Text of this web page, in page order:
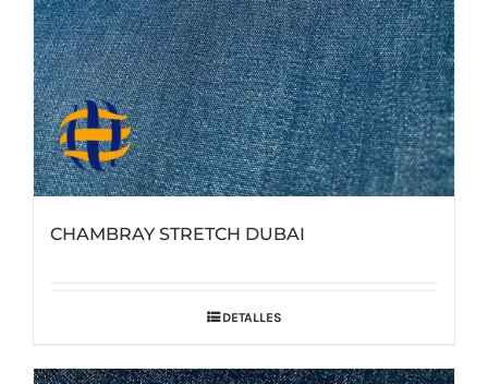
CHAMBRAY STRETCH DUBAI
DETALLES